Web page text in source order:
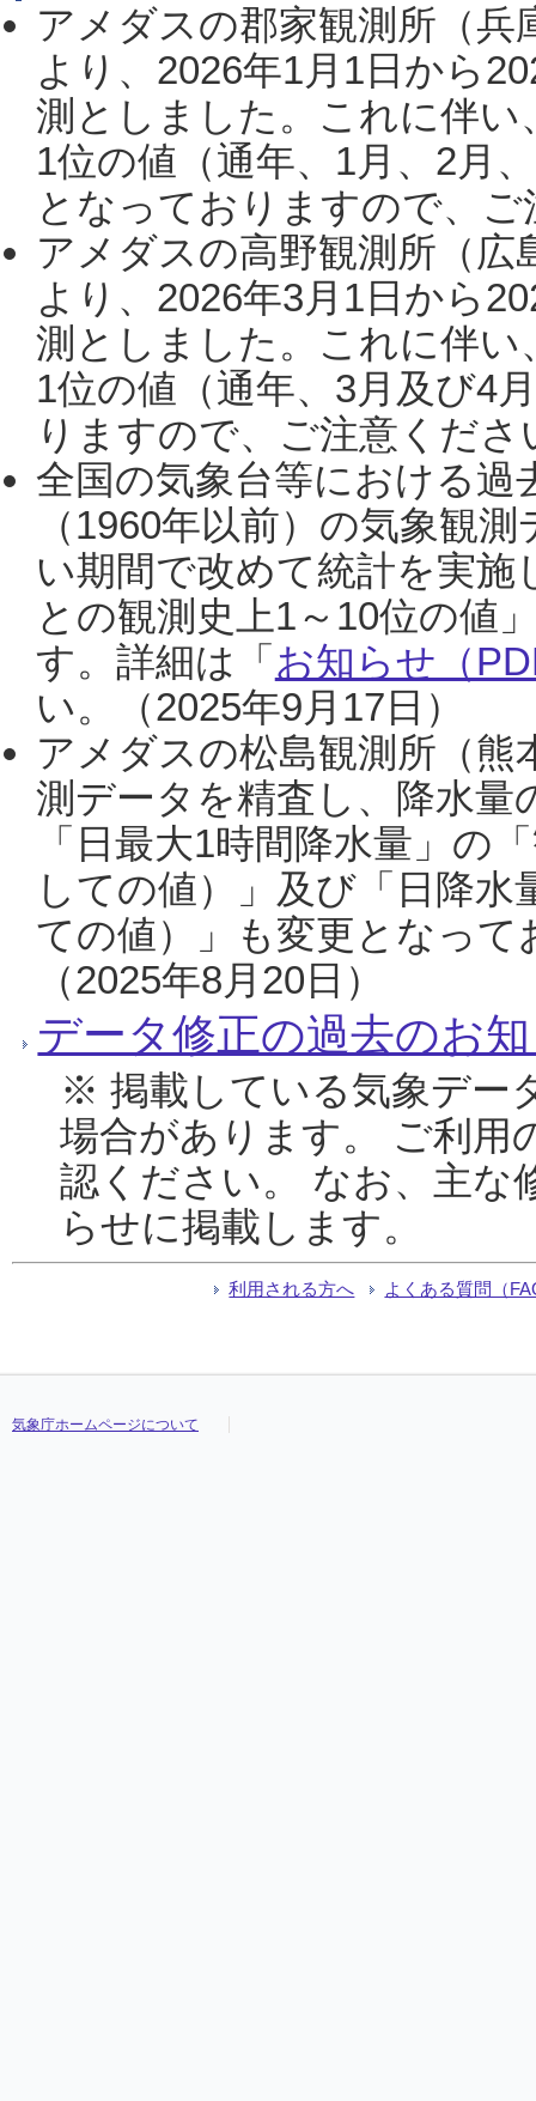
アメダスの郡家観測所（
より、2026年1月1日から
測としました。これに伴い
1位の値（通年、1月、2月
となっておりますので、
アメダスの高野観測所（
より、2026年3月1日から
測としました。これに伴い
1位の値（通年、3月及び4
りますので、ご注意くだ
全国の気象台等における過
（1960年以前）の気象観
い期間で改めて統計を実
との観測史上1～10位の値
す。詳細は「 お知らせ（
い。（2025年9月17日）
アメダスの松島観測所（熊
測データを精査し、降水
「日最大1時間降水量」の
しての値）」及び「日降
ての値）」も変更となっ
（2025年8月20日）
データ修正の過去のお
※ 掲載している気象デー
場合があります。 ご利用
認ください。 なお、主な
らせに掲載します。
利用される方へ よくある質問（
気象庁ホームページについて